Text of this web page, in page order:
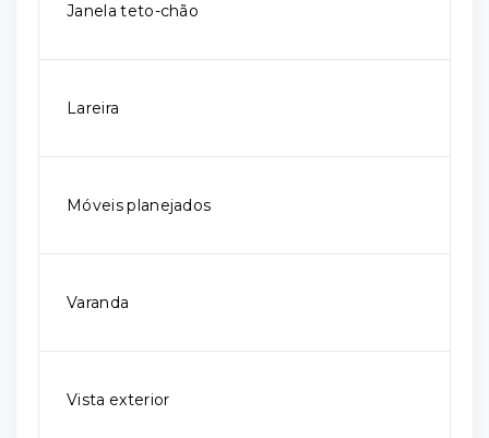
Janela teto-chão
Lareira
Móveis planejados
Varanda
Vista exterior